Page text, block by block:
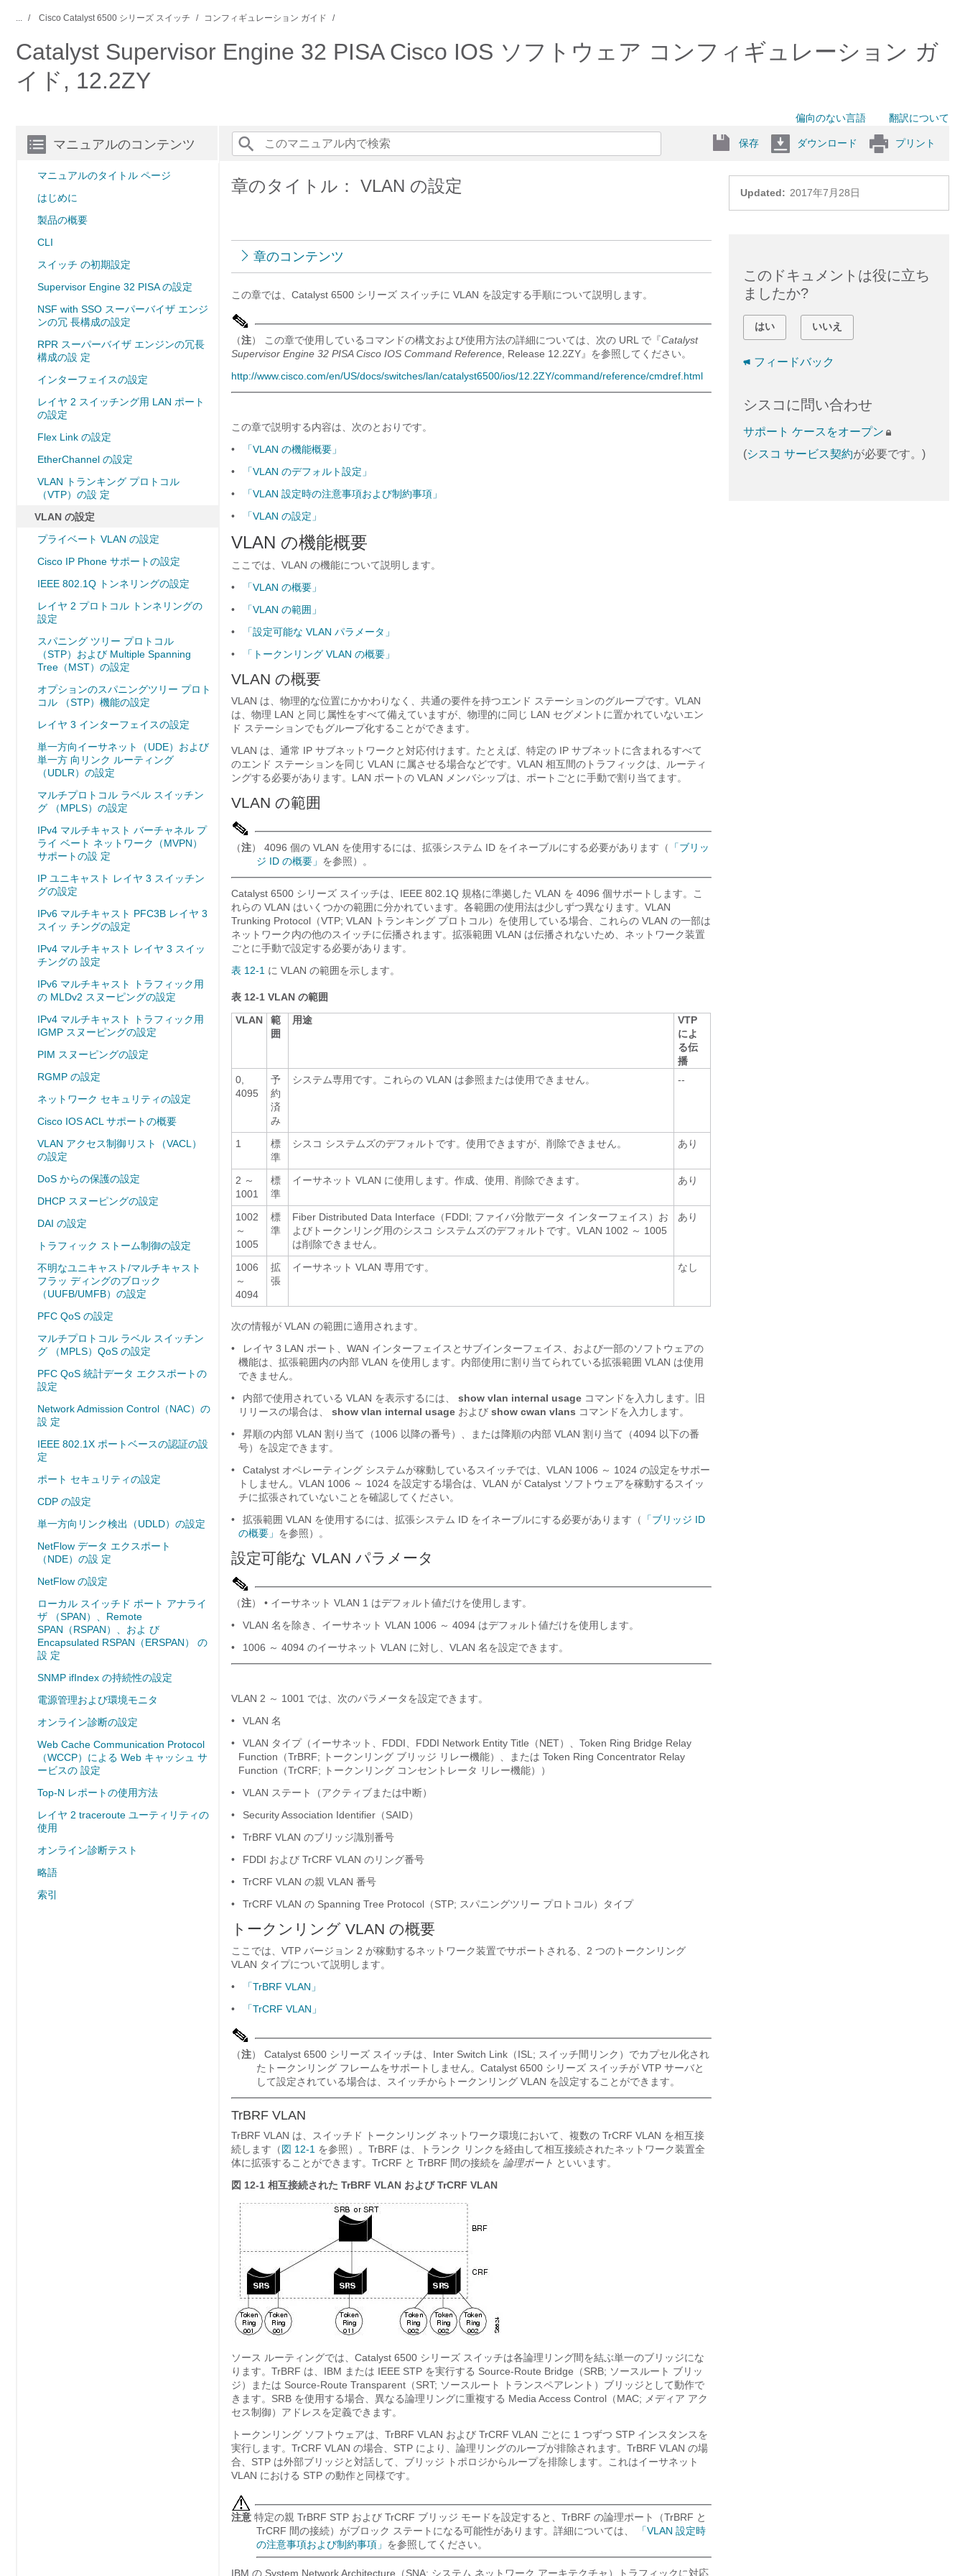
... Cisco Catalyst 6500 シリーズ スイッチ コンフィギュレーション ガイド
Catalyst Supervisor Engine 32 PISA Cisco IOS ソフトウェア コンフィギュレーション ガ
イド, 12.2ZY
偏向のない言語 翻訳について
マニュアルのコンテンツ
マニュアルのタイトル ページ
はじめに
製品の概要
CLI
スイッチ の初期設定
Supervisor Engine 32 PISA の設定
NSF with SSO スーパーバイザ エンジ
ンの冗 長構成の設定
RPR スーパーバイザ エンジンの冗長
構成の設 定
インターフェイスの設定
レイヤ 2 スイッチング用 LAN ポート
の設定
Flex Link の設定
EtherChannel の設定
VLAN トランキング プロトコル
（VTP）の設 定
VLAN の設定
プライベート VLAN の設定
Cisco IP Phone サポートの設定
IEEE 802.1Q トンネリングの設定
レイヤ 2 プロトコル トンネリングの
設定
スパニング ツリー プロトコル
（STP）および Multiple Spanning
Tree（MST）の設定
オプションのスパニングツリー プロト
コル （STP）機能の設定
レイヤ 3 インターフェイスの設定
単一方向イーサネット（UDE）および
単一方 向リンク ルーティング
（UDLR）の設定
マルチプロトコル ラベル スイッチン
グ （MPLS）の設定
IPv4 マルチキャスト バーチャネル プ
ライ ベート ネットワーク（MVPN）
サポートの設 定
IP ユニキャスト レイヤ 3 スイッチン
グの設定
IPv6 マルチキャスト PFC3B レイヤ 3
スイッ チングの設定
IPv4 マルチキャスト レイヤ 3 スイッ
チングの 設定
IPv6 マルチキャスト トラフィック用
の MLDv2 スヌーピングの設定
IPv4 マルチキャスト トラフィック用
IGMP スヌーピングの設定
PIM スヌーピングの設定
RGMP の設定
ネットワーク セキュリティの設定
Cisco IOS ACL サポートの概要
VLAN アクセス制御リスト（VACL）
の設定
DoS からの保護の設定
DHCP スヌーピングの設定
DAI の設定
トラフィック ストーム制御の設定
不明なユニキャスト/マルチキャスト
フラッ ディングのブロック
（UUFB/UMFB）の設定
PFC QoS の設定
マルチプロトコル ラベル スイッチン
グ （MPLS）QoS の設定
PFC QoS 統計データ エクスポートの
設定
Network Admission Control（NAC）の
設 定
IEEE 802.1X ポートベースの認証の設
定
ポート セキュリティの設定
CDP の設定
単一方向リンク検出（UDLD）の設定
NetFlow データ エクスポート
（NDE）の設 定
NetFlow の設定
ローカル スイッチド ポート アナライ
ザ （SPAN）、Remote
SPAN（RSPAN）、およ び
Encapsulated RSPAN（ERSPAN） の
設 定
SNMP ifIndex の持続性の設定
電源管理および環境モニタ
オンライン診断の設定
Web Cache Communication Protocol
（WCCP）による Web キャッシュ サ
ービスの 設定
Top-N レポートの使用方法
レイヤ 2 traceroute ユーティリティの
使用
オンライン診断テスト
略語
索引
保存 ダウンロード プリント
Updated: 2017年7月28日
章のタイトル： VLAN の設定
章のコンテンツ
この章では、Catalyst 6500 シリーズ スイッチに VLAN を設定する手順について説明します。
（注） この章で使用しているコマンドの構文および使用方法の詳細については、次の URL で『Catalyst
Supervisor Engine 32 PISA Cisco IOS Command Reference , Release 12.2ZY』を参照してください。
http://www.cisco.com/en/US/docs/switches/lan/catalyst6500/ios/12.2ZY/command/reference/cmdref.html
この章で説明する内容は、次のとおりです。
•
「VLAN の機能概要」
•
「VLAN のデフォルト設定」
•
「VLAN 設定時の注意事項および制約事項」
•
「VLAN の設定」
VLAN の機能概要
ここでは、VLAN の機能について説明します。
•
「VLAN の概要」
•
「VLAN の範囲」
•
「設定可能な VLAN パラメータ」
•
「トークンリング VLAN の概要」
VLAN の概要
VLAN は、物理的な位置にかかわりなく、共通の要件を持つエンド ステーションのグループです。VLAN
は、物理 LAN と同じ属性をすべて備えていますが、物理的に同じ LAN セグメントに置かれていないエン
ド ステーションでもグループ化することができます。
VLAN は、通常 IP サブネットワークと対応付けます。たとえば、特定の IP サブネットに含まれるすべて
のエンド ステーションを同じ VLAN に属させる場合などです。VLAN 相互間のトラフィックは、ルーティ
ングする必要があります。LAN ポートの VLAN メンバシップは、ポートごとに手動で割り当てます。
VLAN の範囲
（注） 4096 個の VLAN を使用するには、拡張システム ID をイネーブルにする必要があります（
「ブリッ
ジ ID の概要」 を参照）。
Catalyst 6500 シリーズ スイッチは、IEEE 802.1Q 規格に準拠した VLAN を 4096 個サポートします。こ
れらの VLAN はいくつかの範囲に分かれています。 各範囲の使用法は少しずつ異なります。VLAN
Trunking Protocol（VTP; VLAN トランキング プロトコル）を使用している場合、これらの VLAN の一部は
ネットワーク内の他のスイッチに伝播されます。拡張範囲 VLAN は伝播されないため、ネットワーク装置
ごとに手動で設定する必要があります。
表 12-1 に VLAN の範囲を示します。
表 12-1 VLAN の範囲
VLAN
範
囲
用途
VTP
によ
る伝
播
0,
4095
予
約
済
み
システム専用です。これらの VLAN は参照または使用できません。 --
1
標
準
シスコ システムズのデフォルトです。使用できますが、削除できません。 あり
2 ～
1001
標
準
イーサネット VLAN に使用します。作成、使用、削除できます。 あり
1002
～
1005
標
準
Fiber Distributed Data Interface（FDDI; ファイバ分散データ インターフェイス）お
よびトークンリング用のシスコ システムズのデフォルトです。VLAN 1002 ～ 1005
は削除できません。
あり
1006
～
4094
拡
張
イーサネット VLAN 専用です。 なし
次の情報が VLAN の範囲に適用されます。
•
レイヤ 3 LAN ポート、WAN インターフェイスとサブインターフェイス、および一部のソフトウェアの
機能は、拡張範囲内の内部 VLAN を使用します。内部使用に割り当てられている拡張範囲 VLAN は使用
できません。
•
内部で使用されている VLAN を表示するには、 show vlan internal usage コマンドを入力します。旧
リリースの場合は、
show vlan internal usage および show cwan vlans コマンドを入力します。
•
昇順の内部 VLAN 割り当て（1006 以降の番号）、または降順の内部 VLAN 割り当て（4094 以下の番
号）を設定できます。
•
Catalyst オペレーティング システムが稼動しているスイッチでは、VLAN 1006 ～ 1024 の設定をサポー
トしません。VLAN 1006 ～ 1024 を設定する場合は、VLAN が Catalyst ソフトウェアを稼動するスイッ
チに拡張されていないことを確認してください。
•
拡張範囲 VLAN を使用するには、拡張システム ID をイネーブルにする必要があります（
「ブリッジ ID
の概要」 を参照）。
設定可能な VLAN パラメータ
（注） • イーサネット VLAN 1 はデフォルト値だけを使用します。
•
VLAN 名を除き、イーサネット VLAN 1006 ～ 4094 はデフォルト値だけを使用します。
•
1006 ～ 4094 のイーサネット VLAN に対し、VLAN 名を設定できます。
VLAN 2 ～ 1001 では、次のパラメータを設定できます。
•
VLAN 名
•
VLAN タイプ（イーサネット、FDDI、FDDI Network Entity Title（NET）、Token Ring Bridge Relay
Function（TrBRF; トークンリング ブリッジ リレー機能）、または Token Ring Concentrator Relay
Function（TrCRF; トークンリング コンセントレータ リレー機能））
•
VLAN ステート（アクティブまたは中断）
•
Security Association Identifier（SAID）
•
TrBRF VLAN のブリッジ識別番号
•
FDDI および TrCRF VLAN のリング番号
•
TrCRF VLAN の親 VLAN 番号
•
TrCRF VLAN の Spanning Tree Protocol（STP; スパニングツリー プロトコル）タイプ
トークンリング VLAN の概要
ここでは、VTP バージョン 2 が稼動するネットワーク装置でサポートされる、2 つのトークンリング
VLAN タイプについて説明します。
•
「TrBRF VLAN」
•
「TrCRF VLAN」
（注） Catalyst 6500 シリーズ スイッチは、Inter Switch Link（ISL; スイッチ間リンク）でカプセル化され
たトークンリング フレームをサポートしません。Catalyst 6500 シリーズ スイッチが VTP サーバと
して設定されている場合は、スイッチからトークンリング VLAN を設定することができます。
TrBRF VLAN
TrBRF VLAN は、スイッチド トークンリング ネットワーク環境において、複数の TrCRF VLAN を相互接
続します（図 12-1 を参照）。TrBRF は、トランク リンクを経由して相互接続されたネットワーク装置全
体に拡張することができます。TrCRF と TrBRF 間の接続を 論理ポート といいます。
図 12-1 相互接続された TrBRF VLAN および TrCRF VLAN
ソース ルーティングでは、Catalyst 6500 シリーズ スイッチは各論理リング間を結ぶ単一のブリッジにな
ります。TrBRF は、IBM または IEEE STP を実行する Source-Route Bridge（SRB; ソースルート ブリッ
ジ）または Source-Route Transparent（SRT; ソースルート トランスペアレント）ブリッジとして動作で
きます。SRB を使用する場合、異なる論理リングに重複する Media Access Control（MAC; メディア アク
セス制御）アドレスを定義できます。
トークンリング ソフトウェアは、TrBRF VLAN および TrCRF VLAN ごとに 1 つずつ STP インスタンスを
実行します。TrCRF VLAN の場合、STP により、論理リングのループが排除されます。TrBRF VLAN の場
合、STP は外部ブリッジと対話して、ブリッジ トポロジからループを排除します。これはイーサネット
VLAN における STP の動作と同様です。
注意 特定の親 TrBRF STP および TrCRF ブリッジ モードを設定すると、TrBRF の論理ポート（TrBRF と
TrCRF 間の接続）がブロック ステートになる可能性があります。詳細については、
「VLAN 設定時
の注意事項および制約事項」 を参照してください。
IBM の System Network Architecture（SNA; システム ネットワーク アーキテクチャ）トラフィックに対応
このドキュメントは役に立ち
ましたか?
はい いいえ
フィードバック
シスコに問い合わせ
サポート ケースをオープン
(シスコ サービス契約が必要です。)